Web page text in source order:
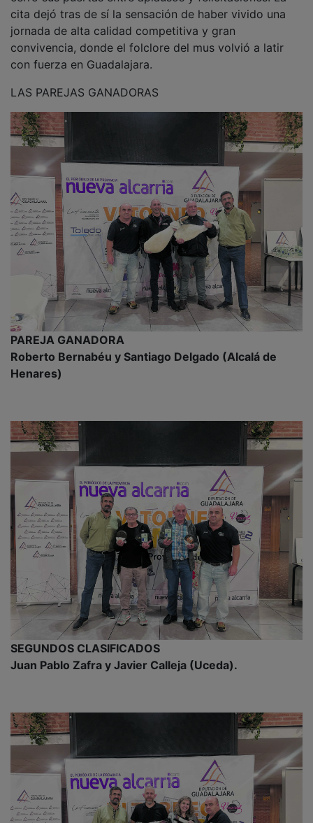
jornada de alta calidad competitiva y gran
convivencia, donde el folclore del mus volvió a latir
con fuerza en Guadalajara.
LAS PAREJAS GANADORAS
PAREJA GANADORA
Roberto Bernabéu y Santiago Delgado (Alcalá de
Henares)
SEGUNDOS CLASIFICADOS
Juan Pablo Zafra y Javier Calleja (Uceda).